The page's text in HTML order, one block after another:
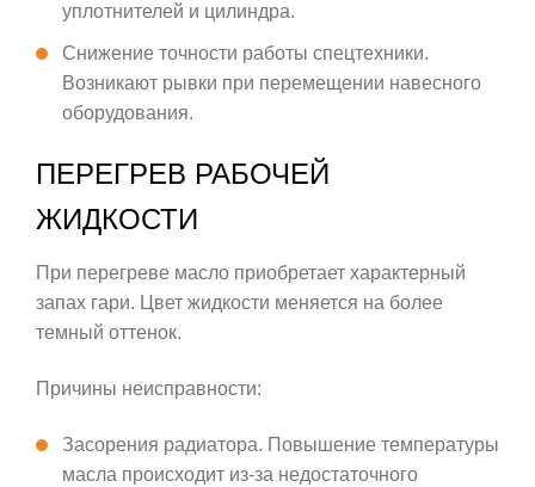
уплотнителей и цилиндра.
Снижение точности работы спецтехники.
Возникают рывки при перемещении навесного
оборудования.
ПЕРЕГРЕВ РАБОЧЕЙ
ЖИДКОСТИ
При перегреве масло приобретает характерный
запах гари. Цвет жидкости меняется на более
темный оттенок.
Причины неисправности:
Засорения радиатора. Повышение температуры
масла происходит из-за недостаточного